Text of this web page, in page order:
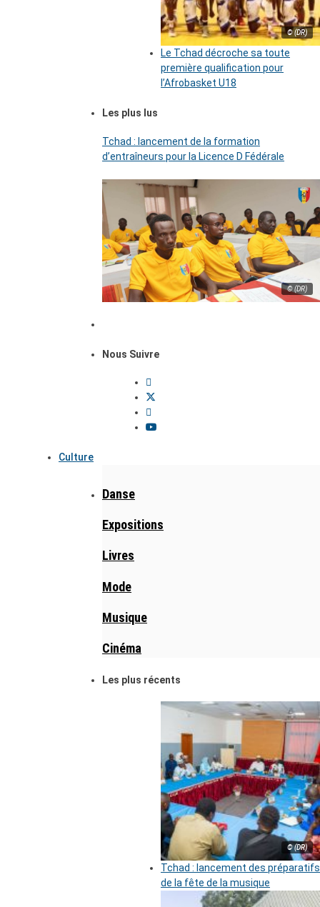
© (DR)
Le Tchad décroche sa toute
première qualification pour
l’Afrobasket U18
Les plus lus
Tchad : lancement de la formation
d’entraîneurs pour la Licence D Fédérale
© (DR)
Nous Suivre
Culture
Danse
Expositions
Livres
Mode
Musique
Cinéma
Les plus récents
© (DR)
Tchad : lancement des préparatifs
de la fête de la musique